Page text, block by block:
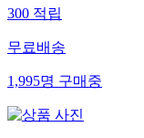
300적립
무료배송
1,995명구매중